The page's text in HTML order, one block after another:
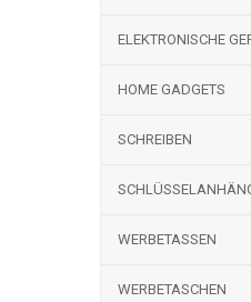
ELEKTRONISCHE
HOME GADGETS
SCHREIBEN
WERBETASSEN
WERBETASCHEN